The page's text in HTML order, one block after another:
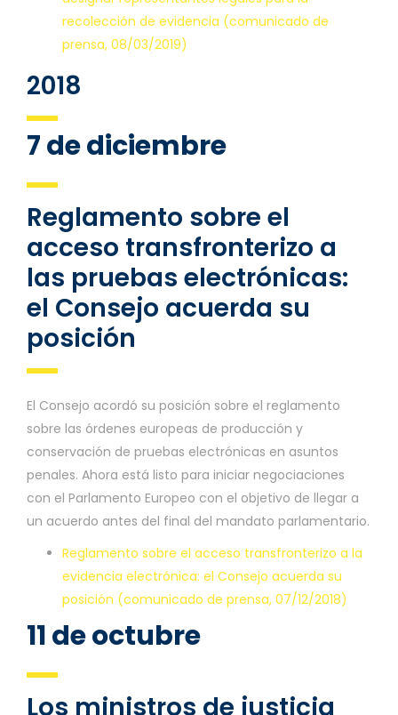
recolección de evidencia (comunicado de
prensa, 08/03/2019)
2018
7 de diciembre
Reglamento sobre el
acceso transfronterizo a
las pruebas electrónicas:
el Consejo acuerda su
posición
El Consejo acordó su posición sobre el reglamento
sobre las órdenes europeas de producción y
conservación de pruebas electrónicas en asuntos
penales. Ahora está listo para iniciar negociaciones
con el Parlamento Europeo con el objetivo de llegar a
un acuerdo antes del final del mandato parlamentario.
Reglamento sobre el acceso transfronterizo a la
evidencia electrónica: el Consejo acuerda su
posición (comunicado de prensa, 07/12/2018)
11 de octubre
Los ministros de justicia